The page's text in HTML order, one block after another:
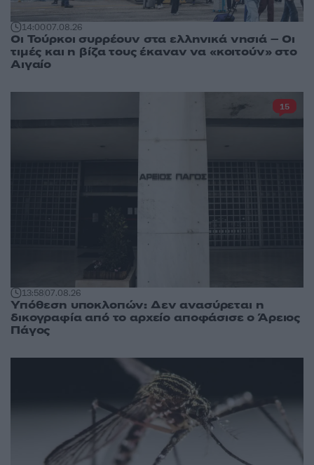
14:0007.08.26
Οι Τούρκοι συρρέουν στα ελληνικά νησιά – Οι
τιμές και η βίζα τους έκαναν να «κοιτούν» στο
Αιγαίο
13:5807.08.26
Υπόθεση υποκλοπών: Δεν ανασύρεται η
δικογραφία από το αρχείο αποφάσισε ο Άρειος
Πάγος
15